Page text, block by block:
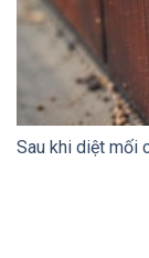
Sau khi diệt mối